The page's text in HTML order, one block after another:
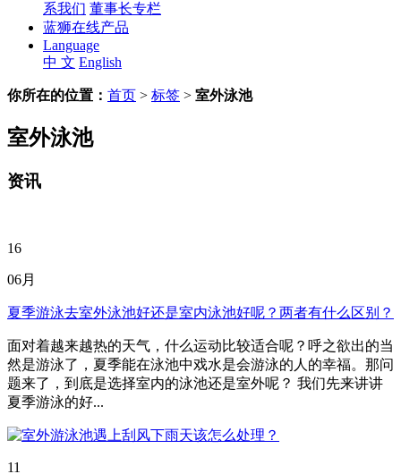
系我们 董事长专栏
蓝狮在线产品
Language
中 文 English
你所在的位置： 首页 > 标签 > 室外泳池
室外泳池
资讯
面对着越来越热的天气，什么运动比较适合呢？呼之欲出的当
然是游泳了，夏季能在泳池中戏水是会游泳的人的幸福。那问
题来了，到底是选择室内的泳池还是室外呢？ 我们先来讲讲
夏季游泳的好...